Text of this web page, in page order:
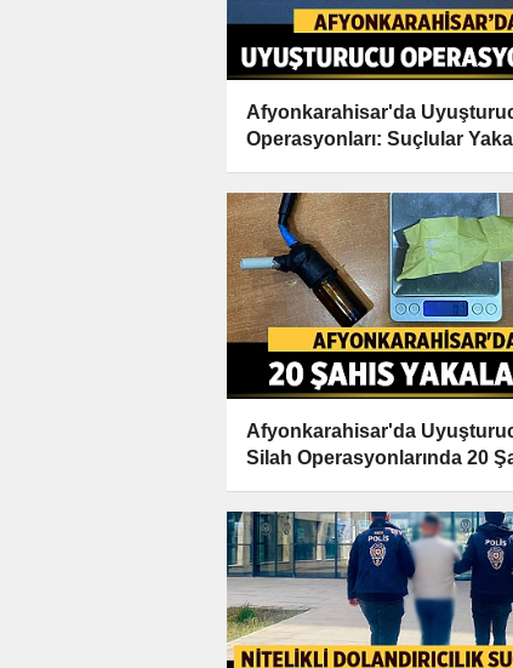
Afyonkarahisar'da
Operasyonları: Suçlular
Afyonkarahisar'da
Silah Operasyonlarında 20